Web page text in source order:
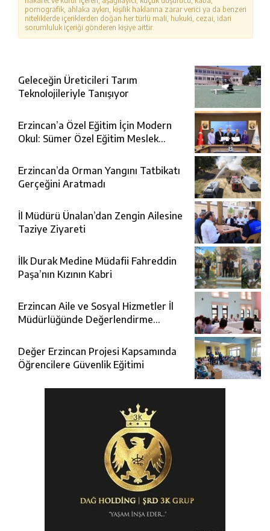
pornografik, ahlaka aykırı, kişilik haklarına zarar verici ya da benzeri
niteliklerde içeriklerden doğan her türlü mali, hukuki, cezai, idari
sorumluluk içeriği gönderen kişiye aittir.
Geleceğin Üreticileri Tarım
Teknolojileriyle Tanışıyor
Erzincan’a Özel Eğitim İçin Modern
Okul: Sümer Özel Eğitim Meslek
Erzincan’da Orman Yangını Tatbikatı
Gerçeğini Aratmadı
İl Müdürü Ünalan’dan Zengin Ailesine
Taziye Ziyareti
İlk Durak Medine Müdafii Fahreddin
Paşa’nın Kızının Kabri
Erzincan Aile ve Sosyal Hizmetler İl
Müdürlüğünde Değerlendirme
Değer Erzincan Projesi Kapsamında
Öğrencilere Güvenlik Eğitimi